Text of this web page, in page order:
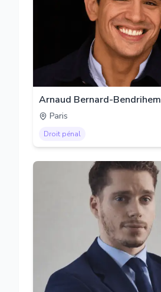
Arnaud Bernard-Bendrihem
Paris
Droit pénal